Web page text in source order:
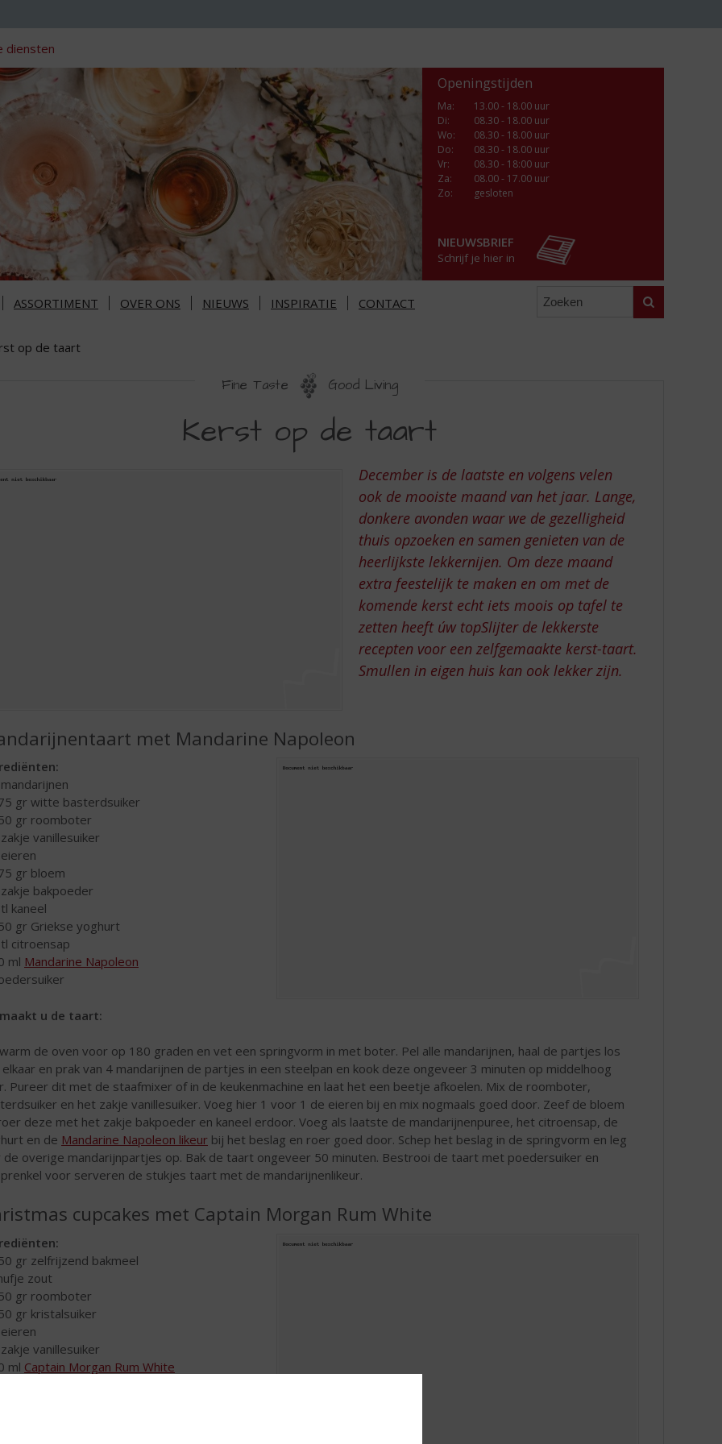
diensten
Openingstijden
Ma:
13.00 - 18.00 uur
Di:
08.30 - 18.00 uur
Wo:
08.30 - 18.00 uur
Do:
08.30 - 18.00 uur
Vr:
08.30 - 18:00 uur
Za:
08.00 - 17.00 uur
Zo:
gesloten
NIEUWSBRIEF
Schrijf je hier in
ASSORTIMENT OVER ONS NIEUWS INSPIRATIE CONTACT Zoeken
op de taart
Fine Taste Good Living
Kerst op de taart
December is de laatste en volgens velen
ook de mooiste maand van het jaar. Lange,
donkere avonden waar we de gezelligheid
thuis opzoeken en samen genieten van de
heerlijkste lekkernijen. Om deze maand
extra feestelijk te maken en om met de
komende kerst echt iets moois op tafel te
zetten heeft úw topSlijter de lekkerste
recepten voor een zelfgemaakte kerst-taart.
Smullen in eigen huis kan ook lekker zijn.
met Mandarine Napoleon
gr witte basterdsuiker
gr roomboter
vanillesuiker
gr bloem
bakpoeder
kaneel
gr Griekse yoghurt
citroensap
ml Mandarine Napoleon
u de taart:
de oven voor op 180 graden en vet een springvorm in met boter. Pel alle mandarijnen, haal de partjes los
elkaar en prak van 4 mandarijnen de partjes in een steelpan en kook deze ongeveer 3 minuten op middelhoog
Pureer dit met de staafmixer of in de keukenmachine en laat het een beetje afkoelen. Mix de roomboter,
en het zakje vanillesuiker. Voeg hier 1 voor 1 de eieren bij en mix nogmaals goed door. Zeef de bloem
deze met het zakje bakpoeder en kaneel erdoor. Voeg als laatste de mandarijnenpuree, het citroensap, de
en de Mandarine Napoleon likeur bij het beslag en roer goed door. Schep het beslag in de springvorm en leg
de overige mandarijnpartjes op. Bak de taart ongeveer 50 minuten. Bestrooi de taart met poedersuiker en
voor serveren de stukjes taart met de mandarijnenlikeur.
cupcakes met Captain Morgan Rum White
gr zelfrijzend bakmeel
zout
gr roomboter
gr kristalsuiker
vanillesuiker
ml Captain Morgan Rum White